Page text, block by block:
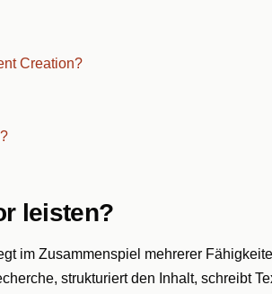
Creation?
leisten?
im Zusammenspiel mehrerer
strukturiert den Inhalt, schreibt